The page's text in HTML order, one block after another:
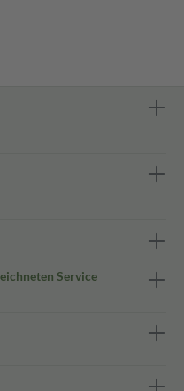
Service